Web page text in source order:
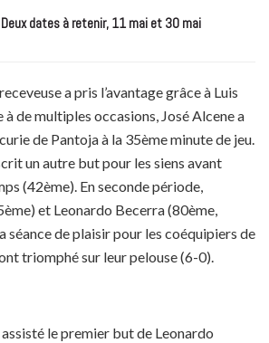
dates à retenir, 11 mai et 30 mai
a pris l’avantage grâce à Luis
à de multiples occasions, José Alcene a
de Pantoja à la 35ème minute de jeu.
un autre but pour les siens avant
(42ème). En seconde période,
et Leonardo Becerra (80ème,
séance de plaisir pour les coéquipiers de
triomphé sur leur pelouse (6-0).
assisté le premier but de Leonardo